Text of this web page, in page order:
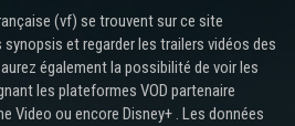
(vf) se trouvent sur ce site
et regarder les trailers vidéos des
également la possibilité de voir les
les plateformes VOD partenaire
Video ou encore Disney+ . Les données